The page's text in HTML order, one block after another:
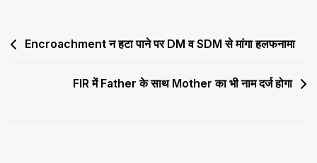
PostEncroachment न हटा पाने पर DM व SDM से मांगा हलफनामा
FIR में Father के साथ Mother का भी नाम दर्ज होगा